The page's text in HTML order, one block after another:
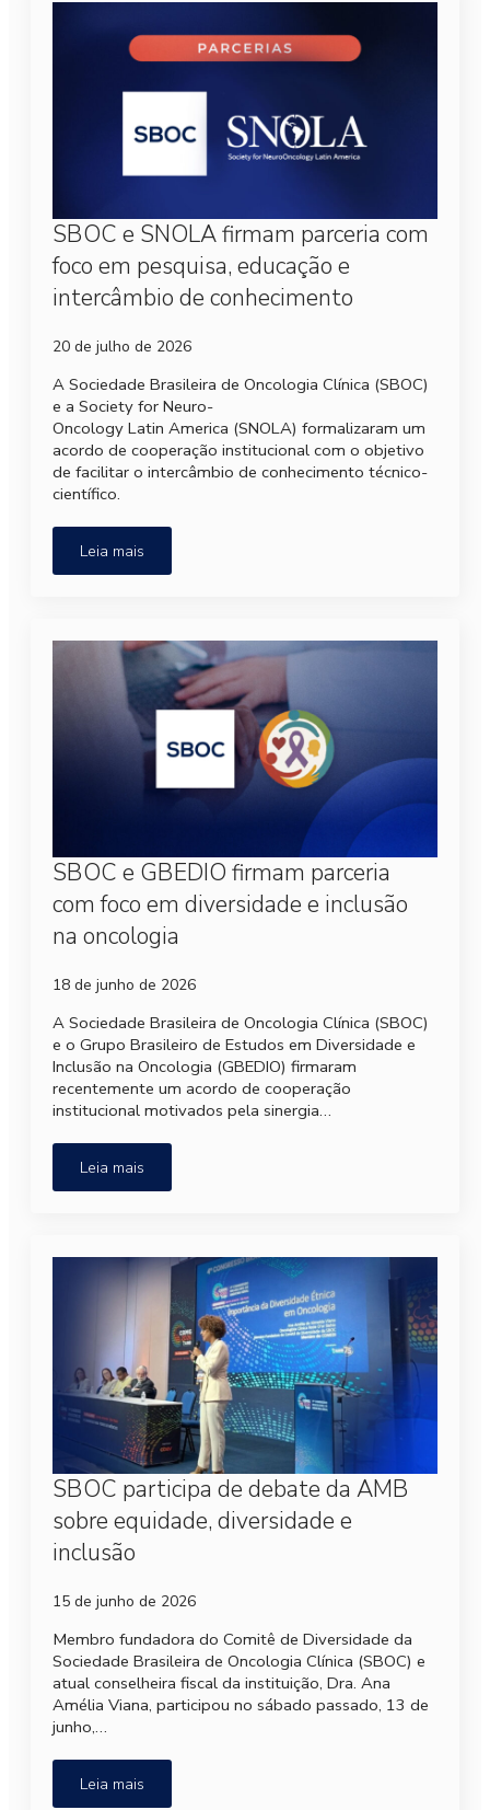
SBOC e SNOLA firmam parceria com
foco em pesquisa, educação e
intercâmbio de conhecimento
20 de julho de 2026
A Sociedade Brasileira de Oncologia Clínica (SBOC)
e a Society for Neuro-
Oncology Latin America (SNOLA) formalizaram um
acordo de cooperação institucional com o objetivo
de facilitar o intercâmbio de conhecimento técnico-
científico.
Leia mais
SBOC e GBEDIO firmam parceria
com foco em diversidade e inclusão
na oncologia
18 de junho de 2026
A Sociedade Brasileira de Oncologia Clínica (SBOC)
e o Grupo Brasileiro de Estudos em Diversidade e
Inclusão na Oncologia (GBEDIO) firmaram
recentemente um acordo de cooperação
institucional motivados pela sinergia…
Leia mais
SBOC participa de debate da AMB
sobre equidade, diversidade e
inclusão
15 de junho de 2026
Membro fundadora do Comitê de Diversidade da
Sociedade Brasileira de Oncologia Clínica (SBOC) e
atual conselheira fiscal da instituição, Dra. Ana
Amélia Viana, participou no sábado passado, 13 de
junho,…
Leia mais